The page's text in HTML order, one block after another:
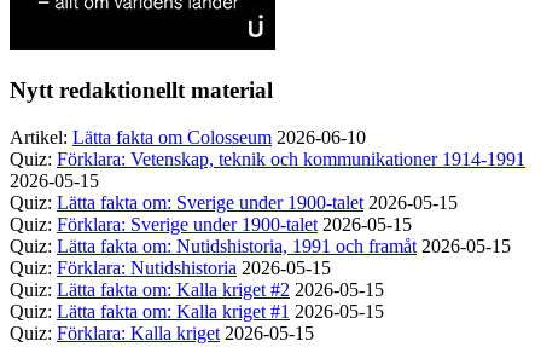
Nytt redaktionellt material
Artikel: Lätta fakta om Colosseum 2026-06-10
Quiz: Förklara: Vetenskap, teknik och kommunikationer 1914-1991
2026-05-15
Quiz: Lätta fakta om: Sverige under 1900-talet 2026-05-15
Quiz: Förklara: Sverige under 1900-talet 2026-05-15
Quiz: Lätta fakta om: Nutidshistoria, 1991 och framåt 2026-05-15
Quiz: Förklara: Nutidshistoria 2026-05-15
Quiz: Lätta fakta om: Kalla kriget #2 2026-05-15
Quiz: Lätta fakta om: Kalla kriget #1 2026-05-15
Quiz: Förklara: Kalla kriget 2026-05-15